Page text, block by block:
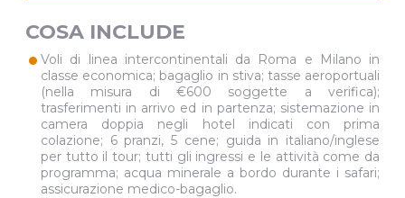
COSA INCLUDE
•Voli di linea intercontinentali da Roma e Milano in
classe economica; bagaglio in stiva; tasse aeroportuali
(nella misura di €600 soggette a verifica);
trasferimenti in arrivo ed in partenza; sistemazione in
camera doppia negli hotel indicati con prima
colazione; 6 pranzi, 5 cene; guida in italiano/inglese
per tutto il tour; tutti gli ingressi e le attività come da
programma; acqua minerale a bordo durante i safari;
assicurazione medico-bagaglio.